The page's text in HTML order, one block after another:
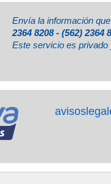
Envía la información
2364 8208 - (562) 2364
Este servicio es privado